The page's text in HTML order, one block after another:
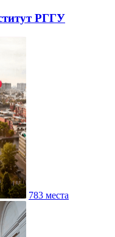
РГГУ
783 места